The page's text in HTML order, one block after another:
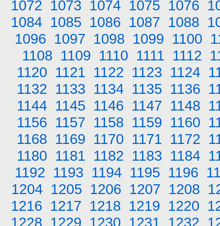
1072 1073 1074 1075 1076
1084 1085 1086 1087 1088
1096 1097 1098 1099 1100
1108 1109 1110 1111 1112
1120 1121 1122 1123 1124
1132 1133 1134 1135 1136
1144 1145 1146 1147 1148
1156 1157 1158 1159 1160
1168 1169 1170 1171 1172
1180 1181 1182 1183 1184
1192 1193 1194 1195 1196
1204 1205 1206 1207 1208
1216 1217 1218 1219 1220
1228 1229 1230 1231 1232